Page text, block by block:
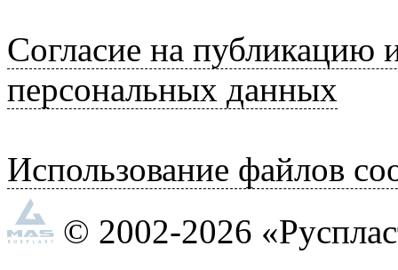
Согласие на публикацию
персональных данных
Использование файлов
© 2002-2026